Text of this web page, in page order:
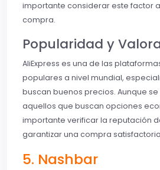
importante considerar este factor
compra.
Popularidad y
AliExpress es una de las
populares a nivel mundial,
buscan buenos precios. Aunque
aquellos que buscan opciones
importante verificar la reputación
garantizar una compra
5. Nashbar